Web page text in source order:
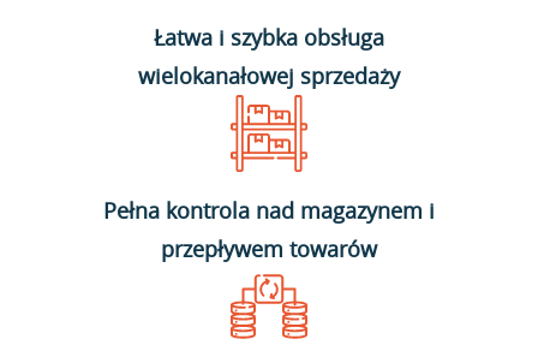
Łatwa i szybka obsługa
wielokanałowej sprzedaży
Pełna kontrola nad magazynem i
przepływem towarów